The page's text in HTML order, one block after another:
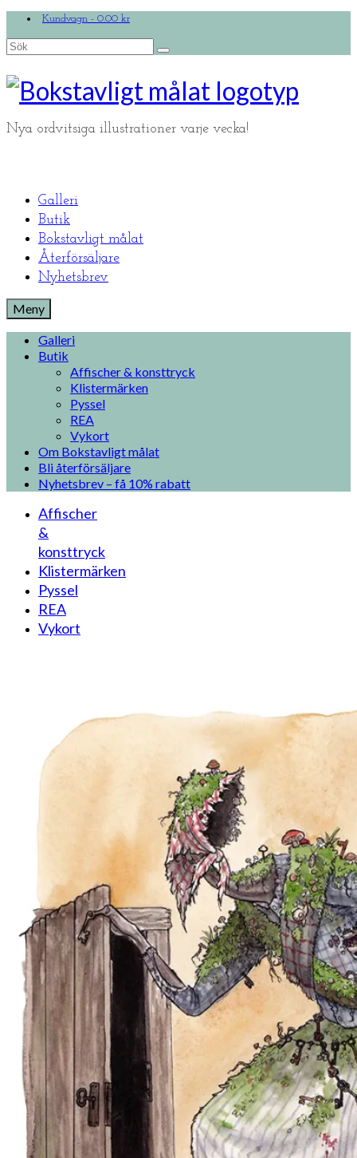
Kundvagn - 0.00 kr
Search
Nya ordvitsiga illustrationer varje vecka!
Galleri
Butik
Bokstavligt målat
Återförsäljare
Nyhetsbrev
Meny
Galleri
Butik
Affischer & konsttryck
Klistermärken
Pyssel
REA
Vykort
Om Bokstavligt målat
Bli återförsäljare
Nyhetsbrev – få 10% rabatt
Affischer
&
konsttryck
Klistermärken
Pyssel
REA
Vykort